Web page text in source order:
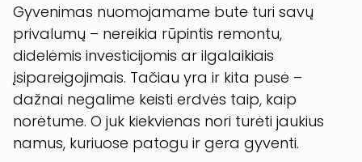
Gyvenimas nuomojamame bute turi savų
privalumų – nereikia rūpintis remontu,
didelėmis investicijomis ar ilgalaikiais
įsipareigojimais. Tačiau yra ir kita pusė –
dažnai negalime keisti erdvės taip, kaip
norėtume. O juk kiekvienas nori turėti jaukius
namus, kuriuose patogu ir gera gyventi.